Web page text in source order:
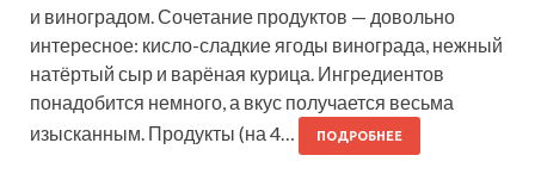
и виноградом. Сочетание продуктов — довольно
интересное: кисло-сладкие ягоды винограда, нежный
натёртый сыр и варёная курица. Ингредиентов
понадобится немного, а вкус получается весьма
изысканным. Продукты (на 4…
ПОДРОБНЕЕ